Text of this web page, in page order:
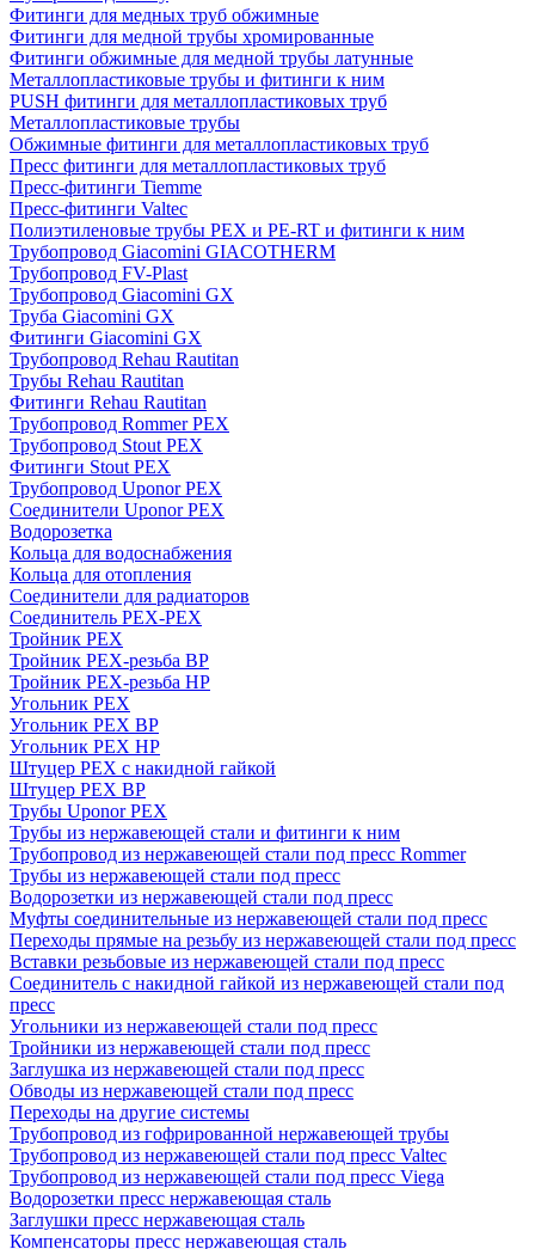
Фитинги для медных труб обжимные
Фитинги для медной трубы хромированные
Фитинги обжимные для медной трубы латунные
Металлопластиковые трубы и фитинги к ним
PUSH фитинги для металлопластиковых труб
Металлопластиковые трубы
Обжимные фитинги для металлопластиковых труб
Пресс фитинги для металлопластиковых труб
Пресс-фитинги Tiemme
Пресс-фитинги Valtec
Полиэтиленовые трубы PEX и PE-RT и фитинги к ним
Трубопровод Giacomini GIACOTHERM
Трубопровод FV-Plast
Трубопровод Giacomini GX
Труба Giacomini GX
Фитинги Giacomini GX
Трубопровод Rehau Rautitan
Трубы Rehau Rautitan
Фитинги Rehau Rautitan
Трубопровод Rommer PEX
Трубопровод Stout PEX
Фитинги Stout PEX
Трубопровод Uponor PEX
Соединители Uponor PEX
Водорозетка
Кольца для водоснабжения
Кольца для отопления
Соединители для радиаторов
Соединитель PEX-PEX
Тройник PEX
Тройник PEX-резьба ВР
Тройник PEX-резьба НР
Угольник PEX
Угольник PEX ВР
Угольник PEX НР
Штуцер PEX c накидной гайкой
Штуцер PEX ВР
Трубы Uponor PEX
Трубы из нержавеющей стали и фитинги к ним
Трубопровод из нержавеющей стали под пресс Rommer
Трубы из нержавеющей стали под пресс
Водорозетки из нержавеющей стали под пресс
Муфты соединительные из нержавеющей стали под пресс
Переходы прямые на резьбу из нержавеющей стали под пресс
Вставки резьбовые из нержавеющей стали под пресс
Соединитель с накидной гайкой из нержавеющей стали под
пресс
Угольники из нержавеющей стали под пресс
Тройники из нержавеющей стали под пресс
Заглушка из нержавеющей стали под пресс
Обводы из нержавеющей стали под пресс
Переходы на другие системы
Трубопровод из гофрированной нержавеющей трубы
Трубопровод из нержавеющей стали под пресс Valtec
Трубопровод из нержавеющей стали под пресс Viega
Водорозетки пресс нержавеющая сталь
Заглушки пресс нержавеющая сталь
Компенсаторы пресс нержавеющая сталь